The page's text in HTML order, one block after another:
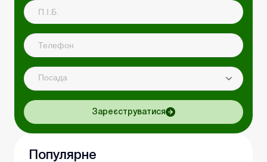
Посада
Зареєструватися
Популярне